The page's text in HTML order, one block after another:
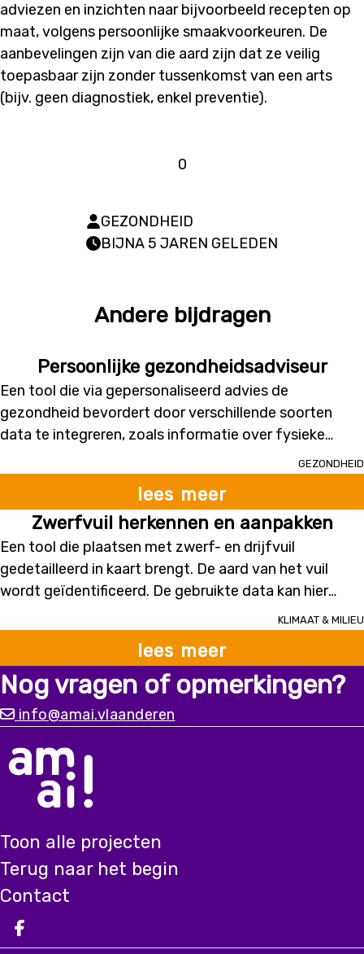
adviezen en inzichten naar bijvoorbeeld recepten op
maat, volgens persoonlijke smaakvoorkeuren. De
aanbevelingen zijn van die aard zijn dat ze veilig
toepasbaar zijn zonder tussenkomst van een arts
(bijv. geen diagnostiek, enkel preventie).
0
GEZONDHEID
BIJNA 5 JAREN GELEDEN
Andere bijdragen
Persoonlijke gezondheidsadviseur
Een tool die via gepersonaliseerd advies de
gezondheid bevordert door verschillende soorten
data te integreren, zoals informatie over fysieke
conditie, voedingsgewoonten en omgevingsfactoren
(zoals geluid of luchtkwaliteit). De aanbevelingen zijn
van die aard dat ze veilig toepasbaar zijn zonder
tussenkomst van een arts (bijv. geen diagnostiek,
enkel gezondheidspreventie). Het
gezondheidsbevorderend advies kan zich toespitsen
op één bepaald aspect van gezondheid of op een
Gezondheid
lees meer
Zwerfvuil herkennen en aanpakken
Een tool die plaatsen met zwerf- en drijfvuil
gedetailleerd in kaart brengt. De aard van het vuil
wordt geïdentificeerd. De gebruikte data kan hier
bestaan uit videobeelden van vaste camera's,
dronebeelden van drones bij opruimacties, of beelden
verzameld door burgers.
Klimaat & milieu
lees meer
Nog vragen of opmerkingen?
info@amai.vlaanderen
Toon alle projecten
Terug naar het begin
Contact
Deel op facebook